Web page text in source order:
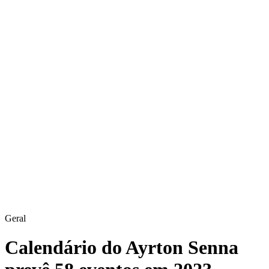
Geral
Calendário do Ayrton Senna